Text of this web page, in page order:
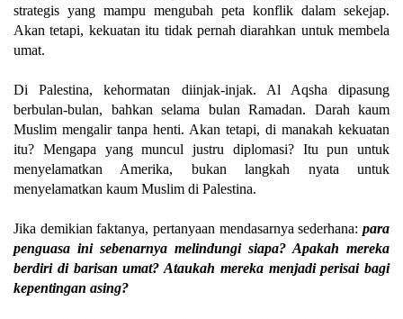
strategis yang mampu mengubah peta konflik dalam sekejap.
Akan tetapi, kekuatan itu tidak pernah diarahkan untuk membela
umat.
Di Palestina, kehormatan diinjak-injak. Al Aqsha dipasung
berbulan-bulan, bahkan selama bulan Ramadan. Darah kaum
Muslim mengalir tanpa henti. Akan tetapi, di manakah kekuatan
itu? Mengapa yang muncul justru diplomasi? Itu pun untuk
menyelamatkan Amerika, bukan langkah nyata untuk
menyelamatkan kaum Muslim di Palestina.
Jika demikian faktanya, pertanyaan mendasarnya sederhana: para
penguasa ini sebenarnya melindungi siapa? Apakah mereka
berdiri di barisan umat? Ataukah mereka menjadi perisai bagi
kepentingan asing?